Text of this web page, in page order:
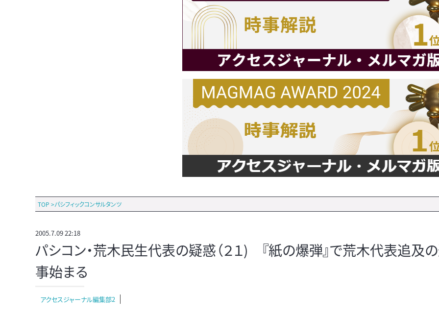
TOP >パシフィックコンサルタンツ
2005.7.09 22:18
パシコン・荒木民生代表の疑惑（２１) 『紙の爆弾』で荒木代表追及
事始まる
アクセスジャーナル編集部2